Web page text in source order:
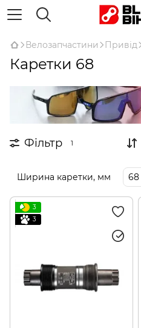
Велозапчастини Привід
Каретки 68
Фільтр 1
Ширина каретки, мм 68
3
3